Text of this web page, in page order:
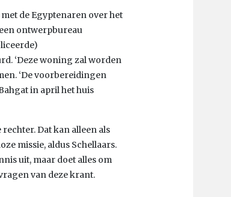
de Egyptenaren over het
ontwerpbureau
‘Deze woning zal worden
‘De voorbereidingen
in april het huis
Dat kan alleen als
missie, aldus Schellaars.
uit, maar doet alles om
van deze krant.